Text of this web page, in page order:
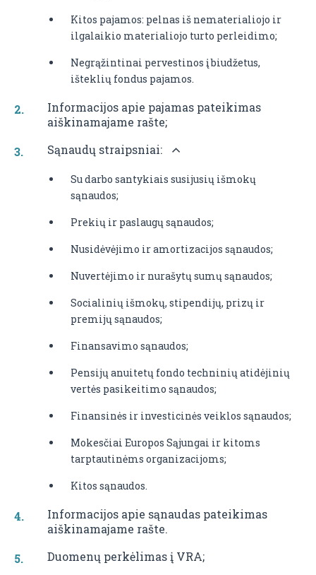
Kitos pajamos: pelnas iš nematerialiojo ir
ilgalaikio materialiojo turto perleidimo;
Negrąžintinai pervestinos į biudžetus,
išteklių fondus pajamos.
Informacijos apie pajamas pateikimas
aiškinamajame rašte;
Sąnaudų straipsniai:
Su darbo santykiais susijusių išmokų
sąnaudos;
Prekių ir paslaugų sąnaudos;
Nusidėvėjimo ir amortizacijos sąnaudos;
Nuvertėjimo ir nurašytų sumų sąnaudos;
Socialinių išmokų, stipendijų, prizų ir
premijų sąnaudos;
Finansavimo sąnaudos;
Pensijų anuitetų fondo techninių atidėjinių
vertės pasikeitimo sąnaudos;
Finansinės ir investicinės veiklos sąnaudos;
Mokesčiai Europos Sąjungai ir kitoms
tarptautinėms organizacijoms;
Kitos sąnaudos.
Informacijos apie sąnaudas pateikimas
aiškinamajame rašte.
Duomenų perkėlimas į VRA;